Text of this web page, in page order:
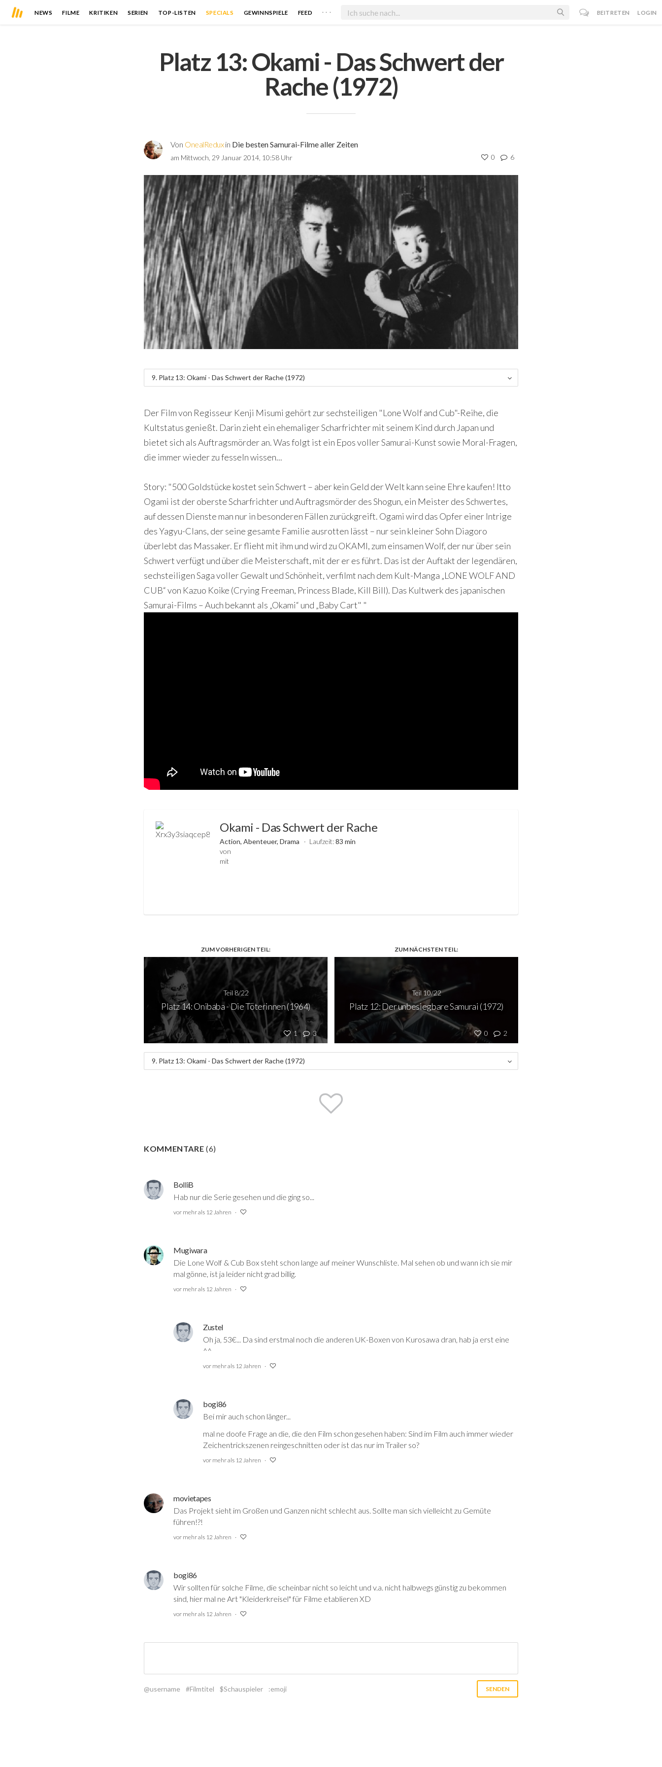
NEWS FILME KRITIKEN SERIEN TOP-LISTEN SPECIALS GEWINNSPIELE FEED . . . BEITRETEN LOGIN
Platz 13: Okami - Das Schwert der
Rache (1972)
Von OnealReduxin Die besten Samurai-Filme aller Zeiten
am Mittwoch, 29 Januar 2014, 10:58 Uhr 0 6
9. Platz 13: Okami - Das Schwert der Rache (1972)
Der Film von Regisseur Kenji Misumi gehört zur sechsteiligen "Lone Wolf and Cub"-Reihe, die
Kultstatus genießt. Darin zieht ein ehemaliger Scharfrichter mit seinem Kind durch Japan und
bietet sich als Auftragsmörder an. Was folgt ist ein Epos voller Samurai-Kunst sowie Moral-Fragen,
die immer wieder zu fesseln wissen...
Story: "500 Goldstücke kostet sein Schwert – aber kein Geld der Welt kann seine Ehre kaufen! Itto
Ogami ist der oberste Scharfrichter und Auftragsmörder des Shogun, ein Meister des Schwertes,
auf dessen Dienste man nur in besonderen Fällen zurückgreift. Ogami wird das Opfer einer Intrige
des Yagyu-Clans, der seine gesamte Familie ausrotten lässt – nur sein kleiner Sohn Diagoro
überlebt das Massaker. Er flieht mit ihm und wird zu OKAMI, zum einsamen Wolf, der nur über sein
Schwert verfügt und über die Meisterschaft, mit der er es führt. Das ist der Auftakt der legendären,
sechsteiligen Saga voller Gewalt und Schönheit, verfilmt nach dem Kult-Manga „LONE WOLF AND
CUB“ von Kazuo Koike (Crying Freeman, Princess Blade, Kill Bill). Das Kultwerk des japanischen
Samurai-Films – Auch bekannt als „Okami“ und „Baby Cart" "
Okami - Das Schwert der Rache
Action, Abenteuer, Drama Laufzeit:83 min
von
mit
ZUM VORHERIGEN TEIL:
1 3
Teil 8/22
Platz 14: Onibaba - Die Töterinnen (1964)
ZUM NÄCHSTEN TEIL:
0 2
Teil 10/22
Platz 12: Der unbesiegbare Samurai (1972)
9. Platz 13: Okami - Das Schwert der Rache (1972)
KOMMENTARE(6)
BolliB
Hab nur die Serie gesehen und die ging so...
vor mehr als 12 Jahren
Mugiwara
Die Lone Wolf & Cub Box steht schon lange auf meiner Wunschliste. Mal sehen ob und wann ich sie mir
mal gönne, ist ja leider nicht grad billig.
vor mehr als 12 Jahren
Zustel
Oh ja, 53€... Da sind erstmal noch die anderen UK-Boxen von Kurosawa dran, hab ja erst eine
^^
vor mehr als 12 Jahren
bogi86
Bei mir auch schon länger...
mal ne doofe Frage an die, die den Film schon gesehen haben: Sind im Film auch immer wieder
Zeichentrickszenen reingeschnitten oder ist das nur im Trailer so?
vor mehr als 12 Jahren
movietapes
Das Projekt sieht im Großen und Ganzen nicht schlecht aus. Sollte man sich vielleicht zu Gemüte
führen!?!
vor mehr als 12 Jahren
bogi86
Wir sollten für solche Filme, die scheinbar nicht so leicht und v.a. nicht halbwegs günstig zu bekommen
sind, hier mal ne Art "Kleiderkreisel" für Filme etablieren XD
vor mehr als 12 Jahren
@username #Filmtitel $Schauspieler :emoji